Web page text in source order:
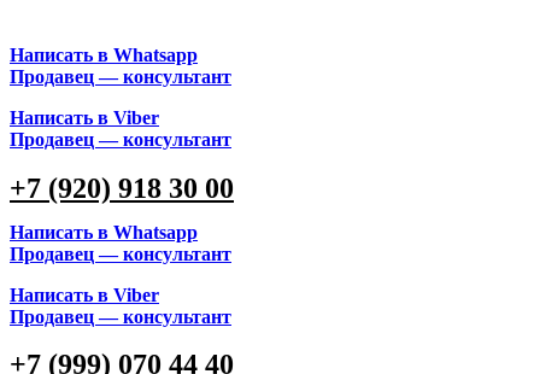
Написать в Whatsapp
Продавец — консультант
Написать в Viber
Продавец — консультант
+7 (920) 918 30 00
Написать в Whatsapp
Продавец — консультант
Написать в Viber
Продавец — консультант
+7 (999) 070 44 40